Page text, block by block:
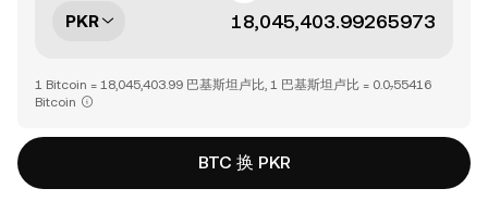
PKR
1 Bitcoin = 18,045,403.99 巴基斯坦卢比, 1 巴基斯坦卢比 = 0.0₇55416
Bitcoin
BTC 换 PKR